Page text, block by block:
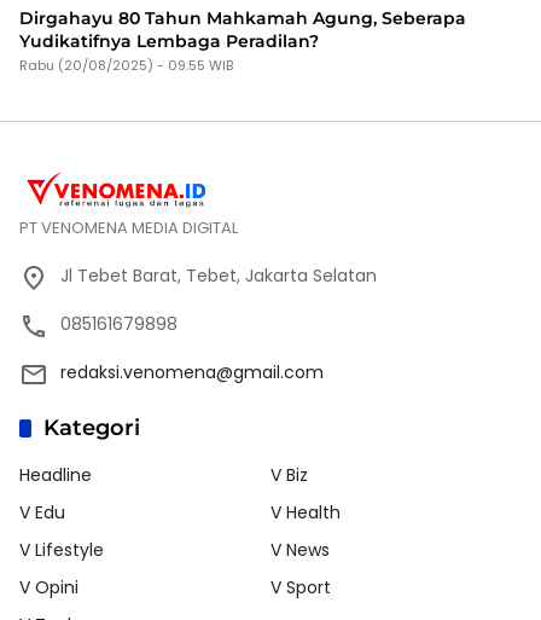
Dirgahayu 80 Tahun Mahkamah Agung, Seberapa
Yudikatifnya Lembaga Peradilan?
Rabu (20/08/2025) - 09:55 WIB
PT VENOMENA MEDIA DIGITAL
Jl Tebet Barat, Tebet, Jakarta Selatan
085161679898
redaksi.venomena@gmail.com
Kategori
Headline
V Biz
V Edu
V Health
V Lifestyle
V News
V Opini
V Sport